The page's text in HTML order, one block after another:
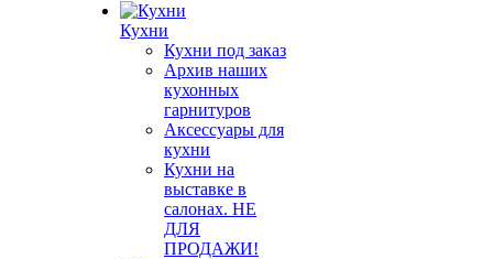
Кухни
Кухни под заказ
Архив наших
кухонных
гарнитуров
Аксессуары для
кухни
Кухни на
выставке в
салонах. НЕ
ДЛЯ
ПРОДАЖИ!